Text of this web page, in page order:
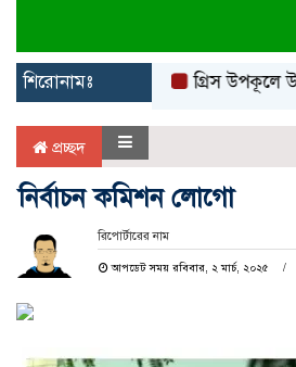
শিরোনামঃ গ্রিস উপকূলে
প্রচ্ছদ
নির্বাচন কমিশন লোগো
রিপোর্টারের নাম
আপডেট সময় রবিবার, ২ মার্চ, ২০২৫